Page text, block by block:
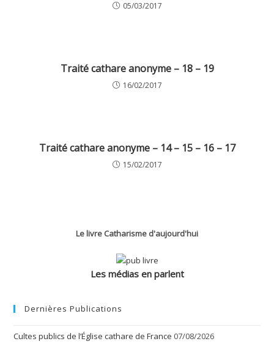
05/03/2017
Traité cathare anonyme – 18 – 19
16/02/2017
Traité cathare anonyme – 14 – 15 – 16 – 17
15/02/2017
Le livre Catharisme d'aujourd'hui
Les médias en parlent
Dernières Publications
Cultes publics de l’Église cathare de France 07/08/2026